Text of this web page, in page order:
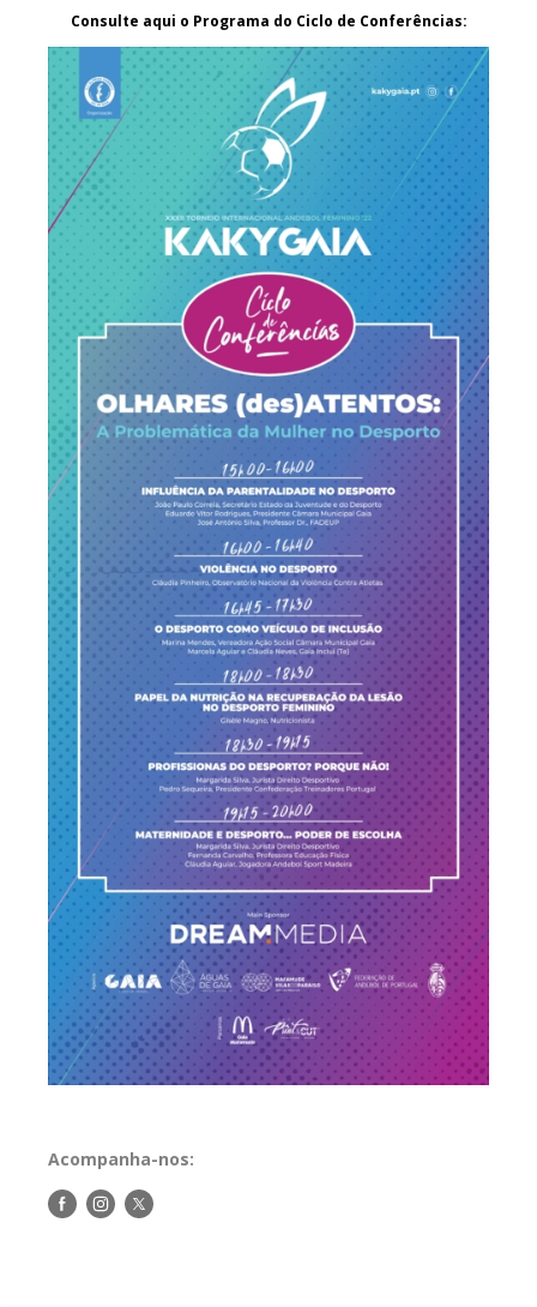
Consulte aqui o Programa do Ciclo de Conferências:
Acompanha-nos:
Siga-Siga-Siga-